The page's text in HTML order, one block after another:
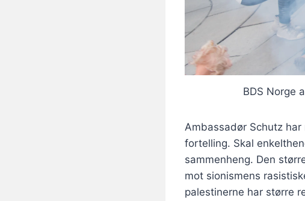
BDS Norge
Ambassadør Schutz
fortelling. Skal
sammenheng. Den
mot sionismens
palestinerne har større